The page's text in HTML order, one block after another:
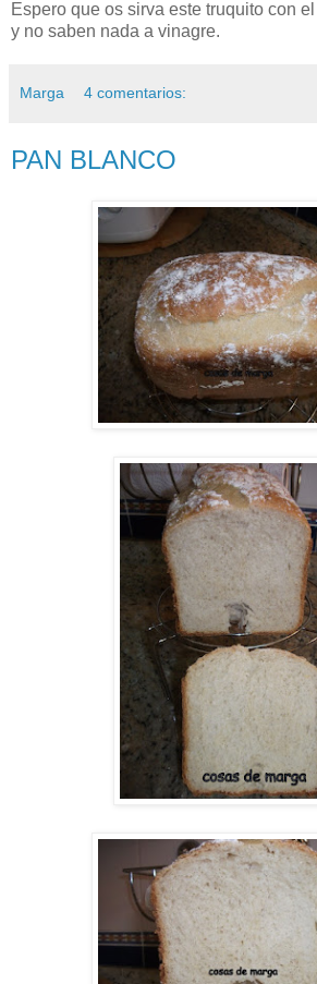
Espero que os sirva este truquito con
y no saben nada a vinagre.
Marga 4 comentarios:
PAN BLANCO